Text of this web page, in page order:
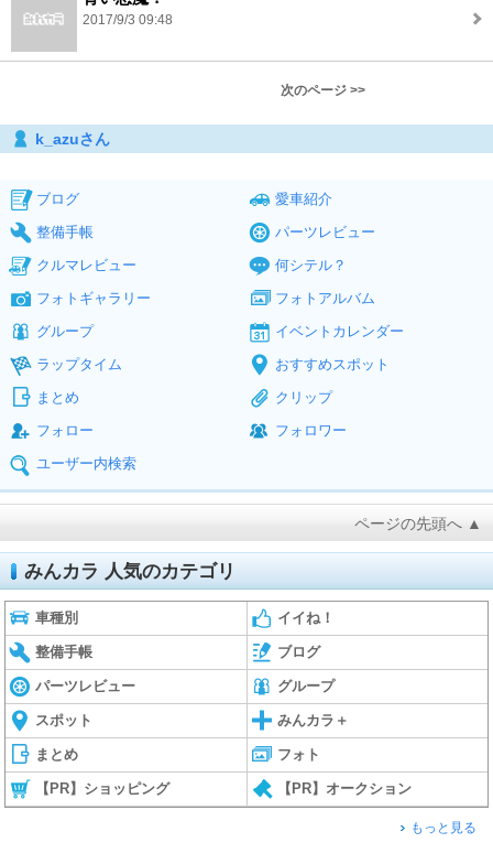
2017/9/3 09:48
次のページ >>
k_azuさん
ブログ
愛車紹介
整備手帳
パーツレビュー
クルマレビュー
何シテル？
フォトギャラリー
フォトアルバム
グループ
イベントカレンダー
ラップタイム
おすすめスポット
まとめ
クリップ
フォロー
フォロワー
ユーザー内検索
ページの先頭へ ▲
みんカラ 人気のカテゴリ
車種別 イイね！
整備手帳 ブログ
パーツレビュー グループ
スポット みんカラ＋
まとめ フォト
【PR】ショッピング 【PR】オークション
もっと見る